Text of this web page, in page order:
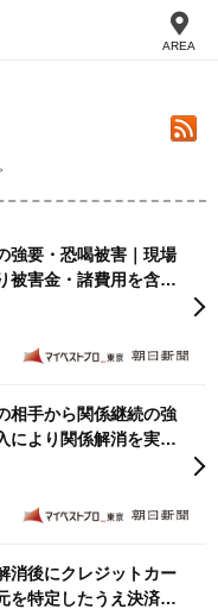
AREA
強要・恐喝被害｜現場
被害金・諸費用を含む
例
相手から関係継続の強
により関係解消を実現
消後にクレジットカー
を特定したうえ決済の